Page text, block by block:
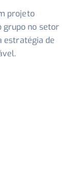
projeto
grupo no setor
estratégia de